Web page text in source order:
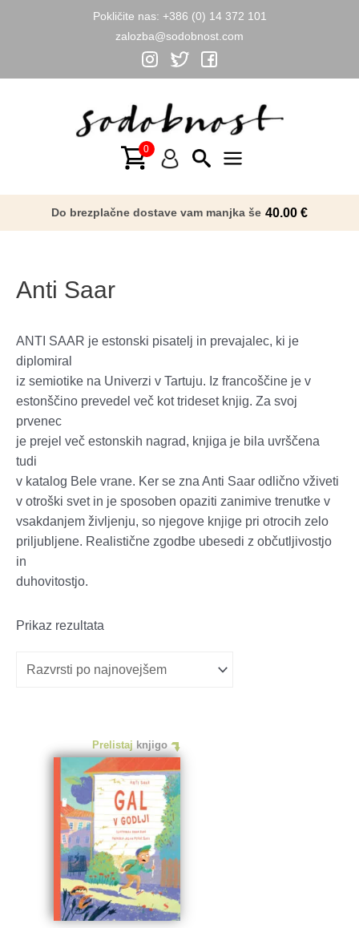
Pokličite nas: +386 (0) 14 372 101
zalozba@sodobnost.com
Menu
Do brezplačne dostave vam manjka še 40.00 €
Anti Saar
ANTI SAAR je estonski pisatelj in prevajalec, ki je
diplomiral
iz semiotike na Univerzi v Tartuju. Iz francoščine je v
estonščino prevedel več kot trideset knjig. Za svoj
prvenec
je prejel več estonskih nagrad, knjiga je bila uvrščena
tudi
v katalog Bele vrane. Ker se zna Anti Saar odlično vživeti
v otroški svet in je sposoben opaziti zanimive trenutke v
vsakdanjem življenju, so njegove knjige pri otrocih zelo
priljubljene. Realistične zgodbe ubesedi z občutljivostjo
in
duhovitostjo.
Prikaz rezultata
Prelistaj knjigo